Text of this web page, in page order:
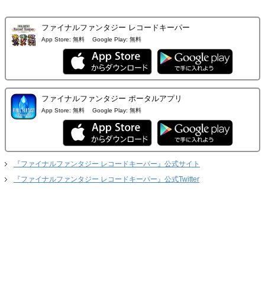
ファイナルファンタジー レコードキーパー
App Store: 無料 Google Play: 無料
ファイナルファンタジー ポータルアプリ
App Store: 無料 Google Play: 無料
『ファイナルファンタジー レコードキーパー』公式サイト
『ファイナルファンタジー レコードキーパー』公式Twitter